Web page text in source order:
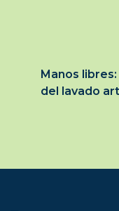
Manos
del lavado